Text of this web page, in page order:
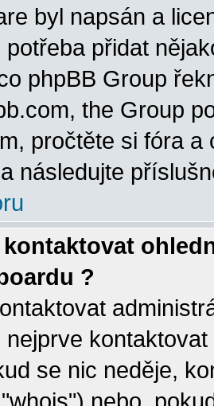
byl napsán a
potřeba přidat
phpBB Group
the Group
pročtěte si fóra
následujte
?
se nic neděje,